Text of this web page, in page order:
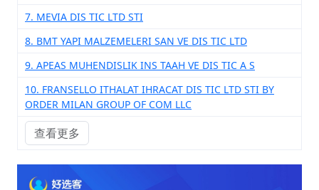
7. MEVIA DIS TIC LTD STI
8. BMT YAPI MALZEMELERI SAN VE DIS TIC LTD
9. APEAS MUHENDISLIK INS TAAH VE DIS TIC A S
10. FRANSELLO ITHALAT IHRACAT DIS TIC LTD STI BY
ORDER MILAN GROUP OF COM LLC
查看更多